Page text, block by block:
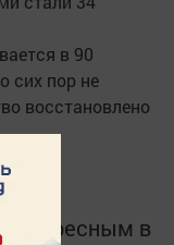
в 90
сих пор не
восстановлено
в